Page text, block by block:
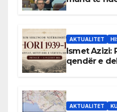
AKTUALITET
Ismet Azizi:
qendër e
AKTUALITET